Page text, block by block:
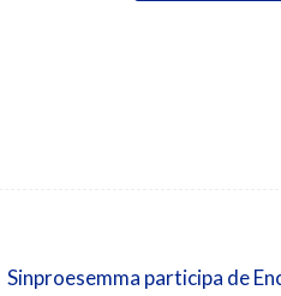
Sinproesemma participa de